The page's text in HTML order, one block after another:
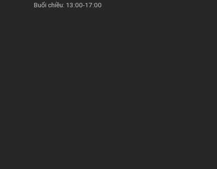
Buổi chiều: 13:00-17:00